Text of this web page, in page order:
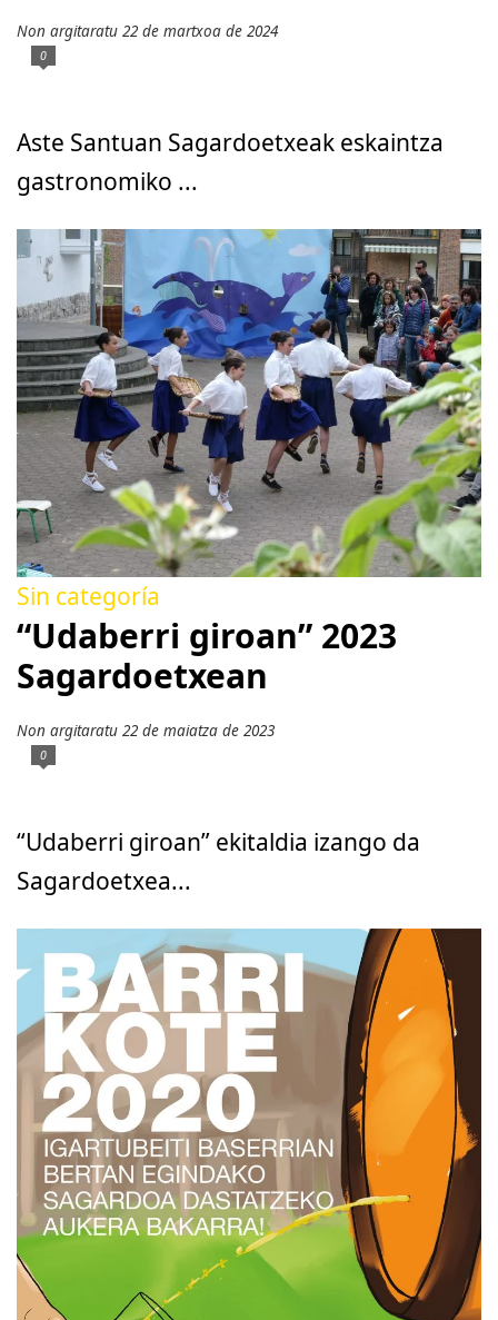
Non argitaratu 22 de martxoa de 2024
0
Aste Santuan Sagardoetxeak eskaintza
gastronomiko ...
Sin categoría
“Udaberri giroan” 2023
Sagardoetxean
Non argitaratu 22 de maiatza de 2023
0
“Udaberri giroan” ekitaldia izango da
Sagardoetxea...